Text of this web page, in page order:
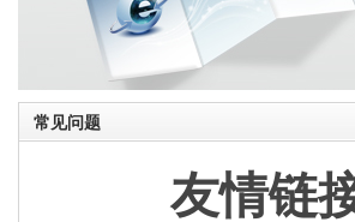
常见问题
友情链